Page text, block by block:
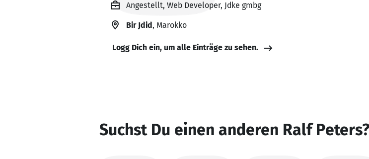
Angestellt, Web Developer, Jdke gmbg
Bir Jdid, Marokko
Logg Dich ein, um alle Einträge zu sehen.
Suchst Du einen anderen Ralf Peters?